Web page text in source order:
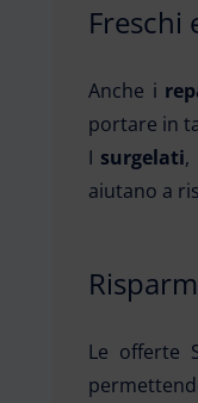
Freschi
Anche i
portare in
I surgelati,
aiutano a
Le offerte